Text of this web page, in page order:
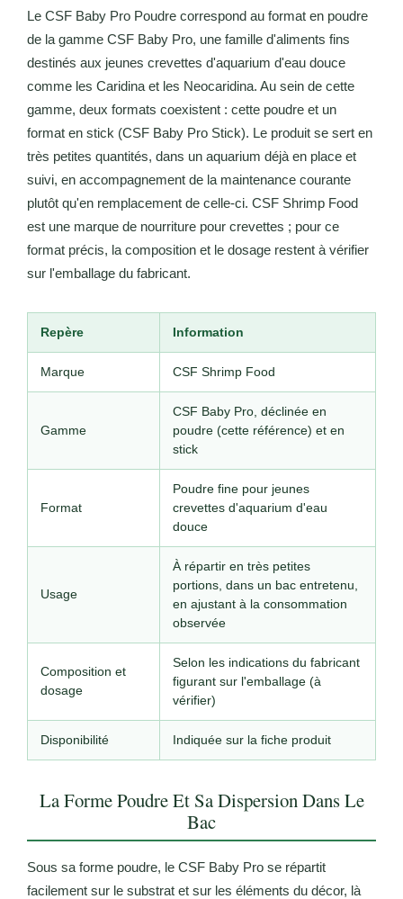
Le CSF Baby Pro Poudre correspond au format en poudre
de la gamme CSF Baby Pro, une famille d'aliments fins
destinés aux jeunes crevettes d'aquarium d'eau douce
comme les Caridina et les Neocaridina. Au sein de cette
gamme, deux formats coexistent : cette poudre et un
format en stick (CSF Baby Pro Stick). Le produit se sert en
très petites quantités, dans un aquarium déjà en place et
suivi, en accompagnement de la maintenance courante
plutôt qu'en remplacement de celle-ci. CSF Shrimp Food
est une marque de nourriture pour crevettes ; pour ce
format précis, la composition et le dosage restent à vérifier
sur l'emballage du fabricant.
Repère Information
Marque CSF Shrimp Food
Gamme
CSF Baby Pro, déclinée en
poudre (cette référence) et en
stick
Format
Poudre fine pour jeunes
crevettes d'aquarium d'eau
douce
Usage
À répartir en très petites
portions, dans un bac entretenu,
en ajustant à la consommation
observée
Composition et
dosage
Selon les indications du fabricant
figurant sur l'emballage (à
vérifier)
Disponibilité Indiquée sur la fiche produit
La Forme Poudre Et Sa Dispersion Dans Le
Bac
Sous sa forme poudre, le CSF Baby Pro se répartit
facilement sur le substrat et sur les éléments du décor, là